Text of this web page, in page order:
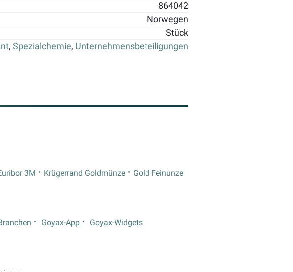
864042
Norwegen
Stück
, Spezialchemie, Unternehmensbeteiligungen
3M Krügerrand Goldmünze
Gold Feinunze
Goyax-App Goyax-Widgets